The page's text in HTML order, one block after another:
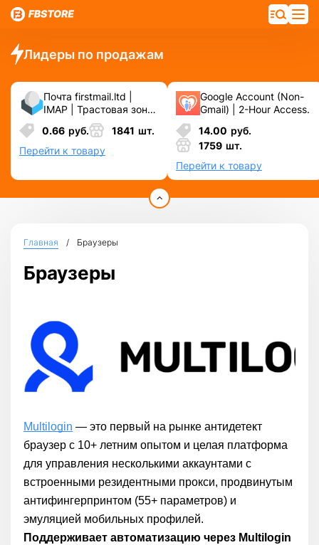
Лидеры по продажам
Почта firstmail.ltd |
IMAP | Трастовая зона
.COM ❗️ Новые, Чистые
❗️ С реальными
логинами | ☑️
Специально для ФБ/
0.66 руб. 1841 шт.
Перейти к товару
Google Account (Non-
Gmail) | 2-Hour Access.
14.00 руб.
1759 шт.
Перейти к товару
Главная Браузеры
Браузеры
Multilogin — это первый на рынке антидетект
браузер с 10+ летним опытом и целая платформа
для управления несколькими аккаунтами с
встроенными резидентными прокси, продвинутым
антифингерпринтом (55+ параметров) и
эмуляцией мобильных профилей.
Поддерживает автоматизацию через Multilogin